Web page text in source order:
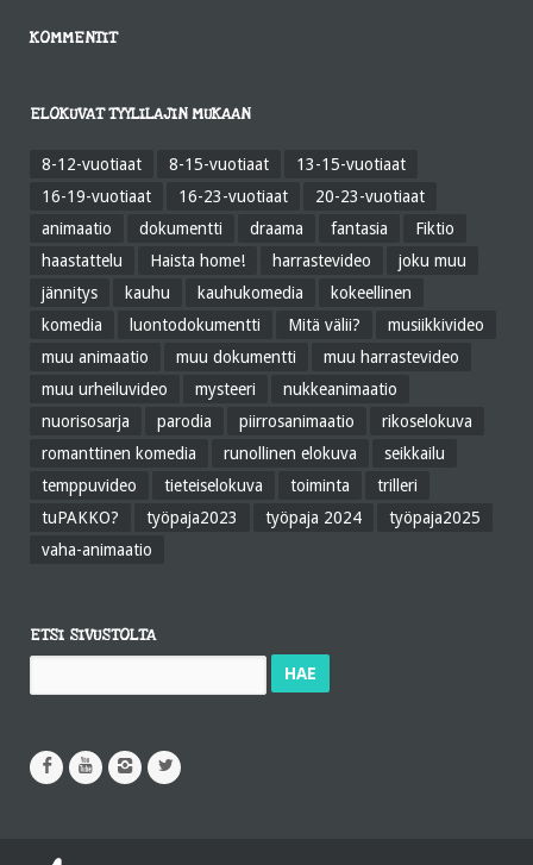
KOMMENTIT
ELOKUVAT TYYLILAJIN MUKAAN
8-12-vuotiaat 8-15-vuotiaat
13-15-vuotiaat
16-19-vuotiaat
16-23-vuotiaat
20-23-vuotiaat
animaatio
dokumentti draama fantasia
Fiktio
haastattelu
Haista home! harrastevideo
joku muu
jännitys
kauhu kauhukomedia
kokeellinen
komedia
luontodokumentti Mitä välii?
musiikkivideo
muu animaatio
muu dokumentti
muu harrastevideo
muu urheiluvideo
mysteeri
nukkeanimaatio
nuorisosarja
parodia piirrosanimaatio
rikoselokuva
romanttinen komedia
runollinen elokuva
seikkailu
temppuvideo
tieteiselokuva toiminta
trilleri
tuPAKKO?
työpaja2023 työpaja 2024
työpaja2025
vaha-animaatio
ETSI SIVUSTOLTA